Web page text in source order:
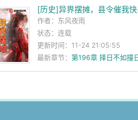
[历史]异界摆摊，县令催我
作者： 东风夜雨
状态：连载
更新时间：11-24 21:05:55
最新章节：第196章 择日不如撞